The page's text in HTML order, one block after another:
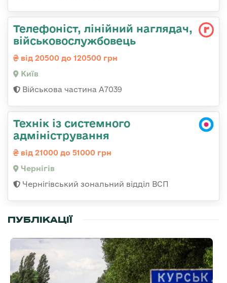
Телефоніст, лінійний наглядач,
військовослужбовець
від 20500 до 120500 грн
Київ
Військова частина А7039
Технік із системного
адміністрування
від 21000 до 51000 грн
Чернігів
Чернігівський зональний відділ ВСП
ПУБЛІКАЦІЇ